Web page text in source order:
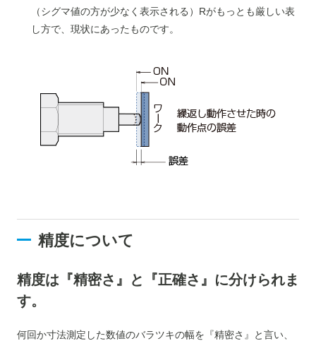
（シグマ値の方が少なく表示される）Rがもっとも厳しい表
し方で、現状にあったものです。
精度について
精度は『精密さ』と『正確さ』に分けられま
す。
何回か寸法測定した数値のバラツキの幅を『精密さ』と言い、